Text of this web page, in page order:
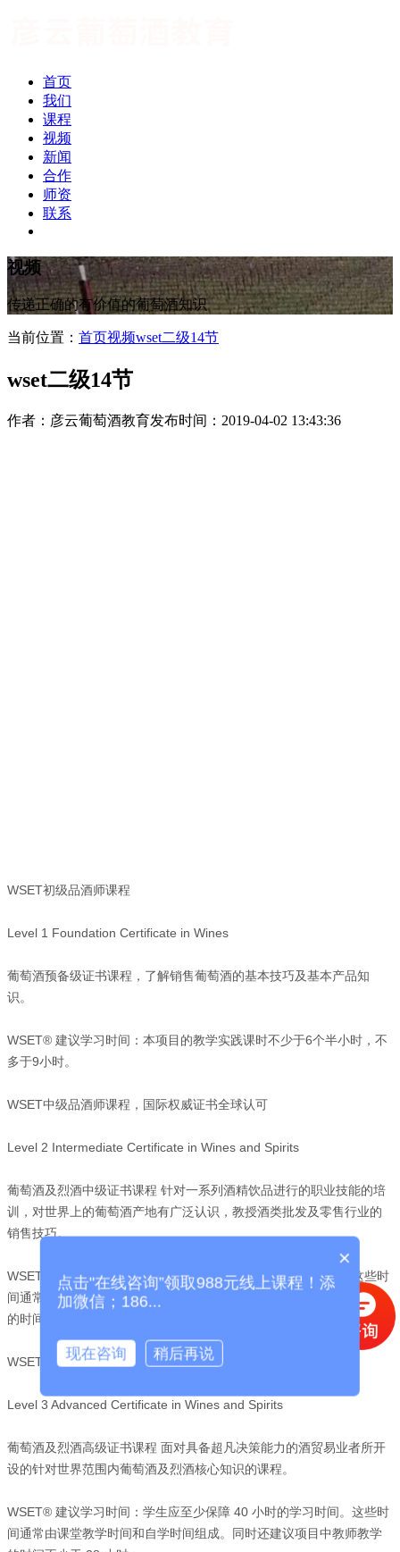
首页
我们
课程
视频
新闻
合作
师资
联系
视频
传递正确的有价值的葡萄酒知识
当前位置： 首页视频wset二级14节
wset二级14节
作者：彦云葡萄酒教育发布时间：2019-04-02 13:43:36
WSET初级品酒师课程
Level 1 Foundation Certificate in Wines
葡萄酒预备级证书课程，了解销售葡萄酒的基本技巧及基本产品知
识。
WSET® 建议学习时间：本项目的教学实践课时不少于6个半小时，不
多于9小时。
WSET中级品酒师课程，国际权威证书全球认可
Level 2 Intermediate Certificate in Wines and Spirits
葡萄酒及烈酒中级证书课程 针对一系列酒精饮品进行的职业技能的培
训，对世界上的葡萄酒产地有广泛认识，教授酒类批发及零售行业的
销售技巧。
WSET® 建议学习时间：学生应至少保障 28 小时的学习时间。这些时
间通常由课堂教学时间和自学时间组成。同时还建议项目中教师教学
的时间不少于 16 小时。
WSET高级品酒师课程，为您提供专业国际品酒知识
Level 3 Advanced Certificate in Wines and Spirits
葡萄酒及烈酒高级证书课程 面对具备超凡决策能力的酒贸易业者所开
设的针对世界范围内葡萄酒及烈酒核心知识的课程。
WSET® 建议学习时间：学生应至少保障 40 小时的学习时间。这些时
间通常由课堂教学时间和自学时间组成。同时还建议项目中教师教学
×
点击"在线咨询”领取988元线上课程！添
加微信；186...
现在咨询 稍后再说